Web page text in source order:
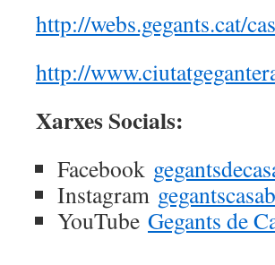
http://webs.gegants.cat/
http://
Xarxes Socials:
Facebook
Instagram
YouTube Gegants de